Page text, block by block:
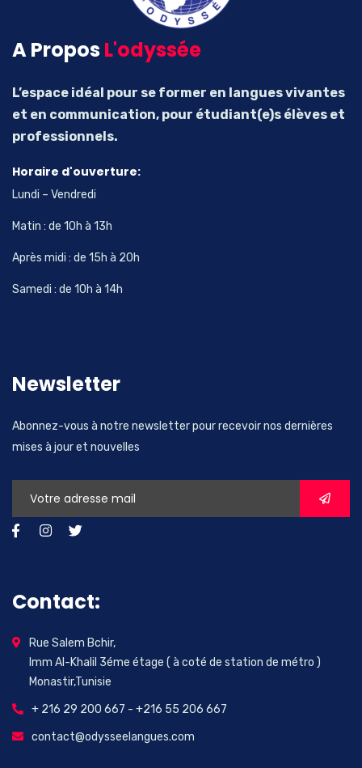
A ProposL'odyssée
L’espace idéal pour se former en langues vivantes
et en communication, pour étudiant(e)s élèves et
professionnels.
Horaire d'ouverture:
Lundi – Vendredi
Matin : de 10h à 13h
Après midi : de 15h à 20h
Samedi : de 10h à 14h
Newsletter
Abonnez-vous à notre newsletter pour recevoir nos dernières
mises à jour et nouvelles
Contact:
Rue Salem Bchir,
Imm Al-Khalil 3éme étage ( à coté de station de métro )
Monastir,Tunisie
+ 216 29 200 667 - +216 55 206 667
contact@odysseelangues.com